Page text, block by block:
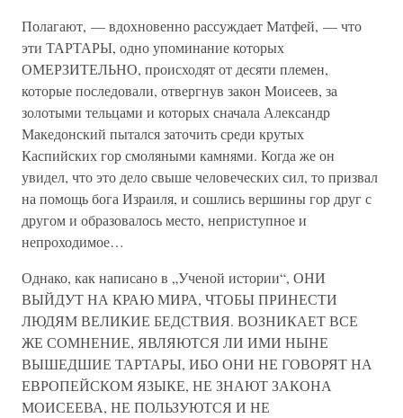
Полагают, — вдохновенно рассуждает Матфей, — что
эти ТАРТАРЫ, одно упоминание которых
ОМЕРЗИТЕЛЬНО, происходят от десяти племен,
которые последовали, отвергнув закон Моисеев, за
золотыми тельцами и которых сначала Александр
Македонский пытался заточить среди крутых
Каспийских гор смоляными камнями. Когда же он
увидел, что это дело свыше человеческих сил, то призвал
на помощь бога Израиля, и сошлись вершины гор друг с
другом и образовалось место, неприступное и
непроходимое…
Однако, как написано в „Ученой истории“, ОНИ
ВЫЙДУТ НА КРАЮ МИРА, ЧТОБЫ ПРИНЕСТИ
ЛЮДЯМ ВЕЛИКИЕ БЕДСТВИЯ. ВОЗНИКАЕТ ВСЕ
ЖЕ СОМНЕНИЕ, ЯВЛЯЮТСЯ ЛИ ИМИ НЫНЕ
ВЫШЕДШИЕ ТАРТАРЫ, ИБО ОНИ НЕ ГОВОРЯТ НА
ЕВРОПЕЙСКОМ ЯЗЫКЕ, НЕ ЗНАЮТ ЗАКОНА
МОИСЕЕВА, НЕ ПОЛЬЗУЮТСЯ И НЕ